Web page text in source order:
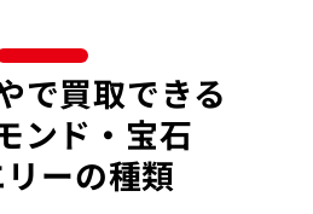
で買取できる
ンド・宝石
ーの種類